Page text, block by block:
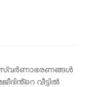
സ്വർണാഭരണങ്ങൾ
വീട്ടിൽ